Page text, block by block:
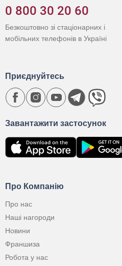
0 800 30 20 60
Безкоштовно зі стаціонарних і
мобільних телефонів в Україні
Про Компанію
Про нас
Наші нагороди
Новини
Франшиза
Робота у нас
Завантажити застосунок
Приєднуйтесь